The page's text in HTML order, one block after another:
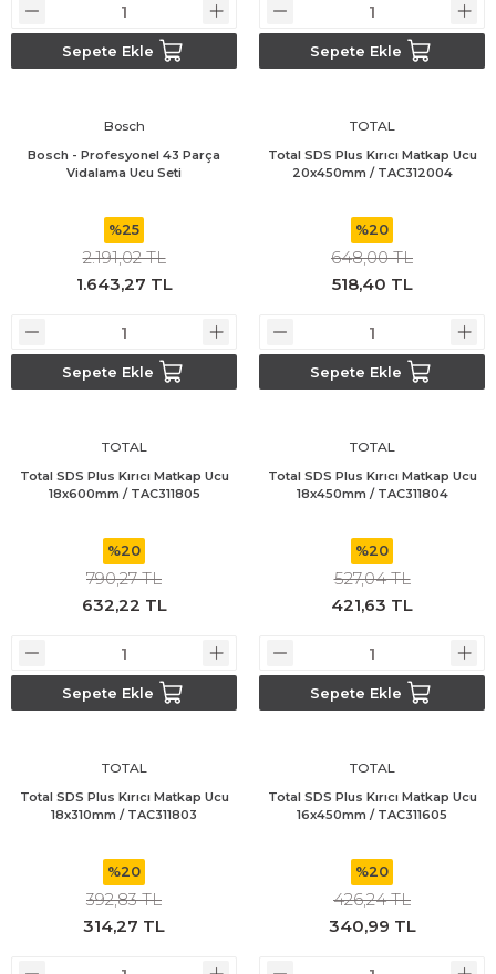
Bosch GWS 18V-15 C
Bosch PSR 18 LI-2
Bosch Uneo Maxx
Sepete Ekle Sepete Ekle
Bosch
Bosch - Profesyonel 43 Parça
Vidalama Ucu Seti
%25
2.191,02 TL
1.643,27 TL
Sepete Ekle
TOTAL
Total SDS Plus Kırıcı Matkap Ucu
20x450mm / TAC312004
%20
648,00 TL
518,40 TL
Sepete Ekle
TOTAL
Total SDS Plus Kırıcı Matkap Ucu
18x600mm / TAC311805
%20
790,27 TL
632,22 TL
Sepete Ekle
TOTAL
Total SDS Plus Kırıcı Matkap Ucu
18x450mm / TAC311804
%20
527,04 TL
421,63 TL
Sepete Ekle
TOTAL
Total SDS Plus Kırıcı Matkap Ucu
18x310mm / TAC311803
%20
392,83 TL
314,27 TL
TOTAL
Total SDS Plus Kırıcı Matkap Ucu
16x450mm / TAC311605
%20
426,24 TL
340,99 TL